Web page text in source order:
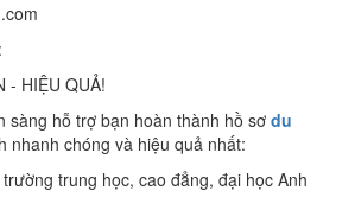
- HIỆU QUẢ!
sàng hỗ trợ bạn hoàn thành hồ sơ du
nhanh chóng và hiệu quả nhất:
trung học, cao đẳng, đại học Anh